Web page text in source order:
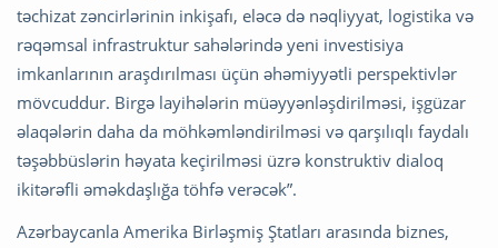
təchizat zəncirlərinin inkişafı, eləcə də nəqliyyat, logistika və
rəqəmsal infrastruktur sahələrində yeni investisiya
imkanlarının araşdırılması üçün əhəmiyyətli perspektivlər
mövcuddur. Birgə layihələrin müəyyənləşdirilməsi, işgüzar
əlaqələrin daha da möhkəmləndirilməsi və qarşılıqlı faydalı
təşəbbüslərin həyata keçirilməsi üzrə konstruktiv dialoq
ikitərəfli əməkdaşlığa töhfə verəcək”.
Azərbaycanla Amerika Birləşmiş Ştatları arasında biznes,